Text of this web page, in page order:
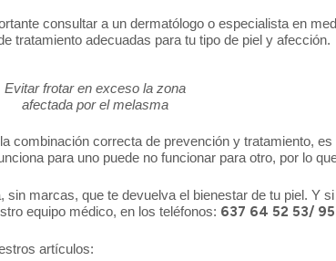
consultar a un dermatólogo o especialista en
tratamiento adecuadas para tu tipo de piel y afección.
Evitar frotar en exceso la zona
afectada por el melasma
combinación correcta de prevención y tratamiento,
para uno puede no funcionar para otro, por lo
marcas, que te devuelva el bienestar de tu piel. Y
equipo médico, en los teléfonos: 637 64 52 53/
artículos: